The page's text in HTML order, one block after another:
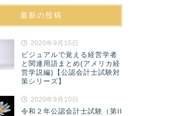
最新の投稿
2020年9月15日
ビジュアルで覚える経営学者
と関連用語まとめ(アメリカ経
営学説編)【公認会計士試験対
策シリーズ】
2020年9月10日
令和２年公認会計士試験（第II